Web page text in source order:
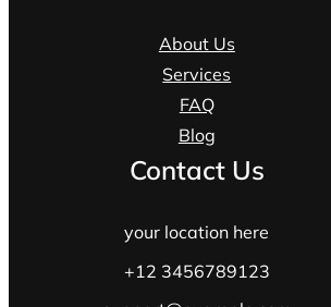
About Us
Services
FAQ
Blog
Contact Us
your location here
+12 3456789123